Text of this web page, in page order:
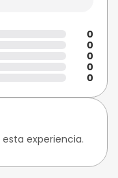
0
0
0
0
0
experiencia.